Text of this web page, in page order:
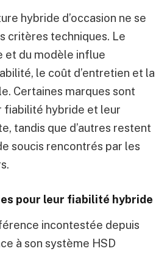
hybride d’occasion ne se
critères techniques. Le
et du modèle influe
le coût d’entretien et la
Certaines marques sont
fiabilité hybride et leur
tandis que d’autres restent
soucis rencontrés par les
pour leur fiabilité hybride
incontestée depuis
à son système HSD